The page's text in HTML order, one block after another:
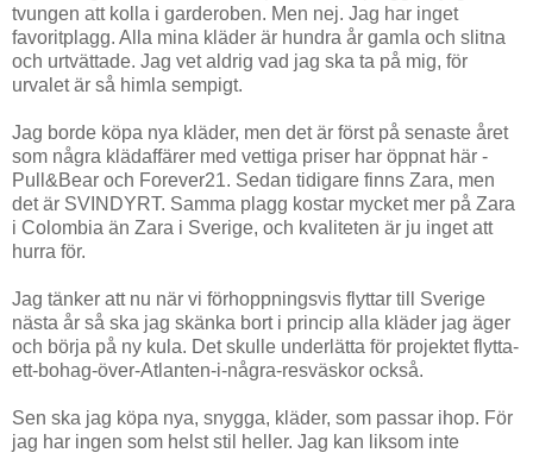
tvungen att kolla i garderoben. Men nej. Jag har inget
favoritplagg. Alla mina kläder är hundra år gamla och slitna
och urtvättade. Jag vet aldrig vad jag ska ta på mig, för
urvalet är så himla sempigt.
Jag borde köpa nya kläder, men det är först på senaste året
som några klädaffärer med vettiga priser har öppnat här -
Pull&Bear och Forever21. Sedan tidigare finns Zara, men
det är SVINDYRT. Samma plagg kostar mycket mer på Zara
i Colombia än Zara i Sverige, och kvaliteten är ju inget att
hurra för.
Jag tänker att nu när vi förhoppningsvis flyttar till Sverige
nästa år så ska jag skänka bort i princip alla kläder jag äger
och börja på ny kula. Det skulle underlätta för projektet flytta-
ett-bohag-över-Atlanten-i-några-resväskor också.
Sen ska jag köpa nya, snygga, kläder, som passar ihop. För
jag har ingen som helst stil heller. Jag kan liksom inte